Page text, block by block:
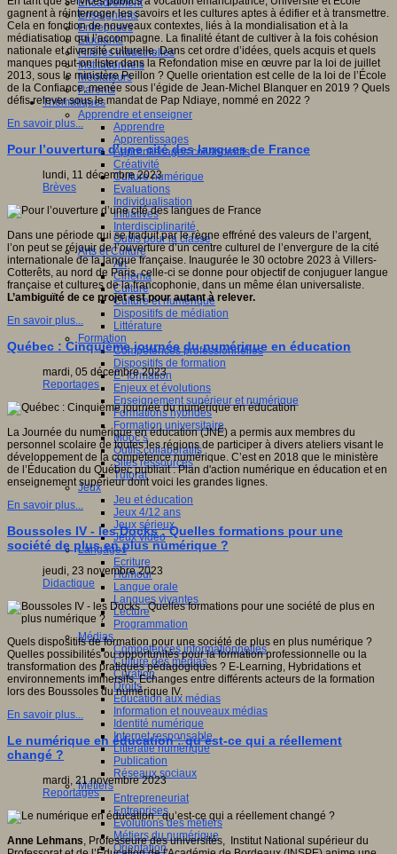
Encadrement
Enseignants
Entreprises
Etudiants
Filières industrielles
Institutionnels
Médiateurs
Parents
Thématiques
Apprendre et enseigner
Apprendre
Apprentissages
Apprentissages collaboratifs
Créativité
Culture numérique
Evaluations
Individualisation
Initiatives
Interdisciplinarité
Outils pour la classe
Arts et Culture
Art
Cinéma
Culture
Culture et numérique
Dispositifs de médiation
Littérature
Formation
Compétences professionnelles
Dispositifs de formation
E- formation
Enjeux et évolutions
Enseignement supérieur et numérique
Formations hybrides
Formation universitaire
Mooc’s
Outils collaboratifs
Sites ressources
Tutorat
Jeux
Jeu et éducation
Jeux 4/12 ans
Jeux sérieux
Jeux vidéo
Langages
Ecriture
Humour
Langue orale
Langues vivantes
Lecture
Programmation
Médias
Compétences informationnelles
Culture des médias
Curation
Droits
Education aux médias
Information et nouveaux médias
Identité numérique
Internet responsable
Littératie numérique
Publication
Réseaux sociaux
Métiers
Entrepreneuriat
Entreprises
Evolutions des métiers
Métiers du numérique
Orientation
gagnent à réinterroger les savoirs et les cultures aptes à édifier et à transmettre.
Cela en fonction de nouveaux contextes, liés à la mondialisation et à la
médiatisation qui l’accompagne. La finalité étant de cultiver à la fois cohésion
nationale et diversité culturelle. Dans cet ordre d’idées, quels acquis et quels
manques peut-on lister dans la Refondation mise en œuvre par la loi de juillet
2013, sous le ministère Peillon ? Quelle orientation est celle de la loi de l’École
de la Confiance, menée sous l’égide de Jean-Michel Blanquer en 2019 ? Quels
défis relever sous le mandat de Pap Ndiaye, nommé en 2022 ?
En savoir plus...
Pour l’ouverture d’une cité des langues de France
lundi, 11 décembre 2023
Brèves
Dans une période qui se traduit par le règne effréné des valeurs de l’argent,
l’on peut se réjouir de l’ouverture d’un centre culturel de l’envergure de la cité
internationale de la langue française. Inaugurée le 30 octobre 2023 à Villers-
Cotterêts, au nord de Paris, celle-ci se donne pour objectif de conjuguer langue
française et cultures de la francophonie, dans un même élan universaliste.
L’ambiguïté de ce projet est pour autant à relever.
En savoir plus...
Québec : Cinquième journée du numérique en éducation
mardi, 05 décembre 2023
Reportages
La Journée du numérique en éducation (JNÉ) a permis aux membres du
personnel scolaire de toutes les régions de participer à divers ateliers visant le
développement de la compétence numérique. C’est en 2018 que le ministère
de l’Éducation du Québec publiait : Plan d'action numérique en éducation et en
enseignement supérieur dont voici les grandes lignes.
En savoir plus...
Boussoles IV - les Docks : Quelles formations pour une
société de plus en plus numérique ?
jeudi, 23 novembre 2023
Didactique
Quels dispositifs de formation pour une société de plus en plus numérique ?
Quelles possibilités ou opportunités pour la formation professionnelle ou la
transformation des pratiques pédagogiques ? E-Learning, Hybridations et
environnements immersifs. Echanges entre différents acteurs de la formation
lors des Boussoles du numérique IV.
En savoir plus...
Le numérique en éducation : qu’est-ce qui a réellement
changé ?
mardi, 21 novembre 2023
Reportages
Anne Lehmans, Professeure des universités, Institut National supérieur du